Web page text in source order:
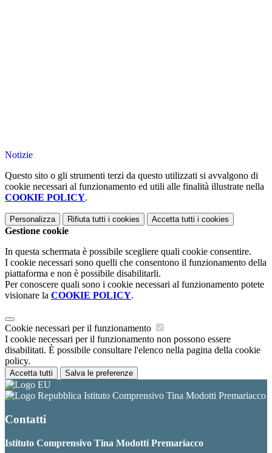
Notizie
Questo sito o gli strumenti terzi da questo utilizzati si avvalgono di
cookie necessari al funzionamento ed utili alle finalità illustrate nella
COOKIE POLICY.
Personalizza Rifiuta tutti i cookies Accetta tutti i cookies
Gestione cookie
In questa schermata è possibile scegliere quali cookie consentire.
I cookie necessari sono quelli che consentono il funzionamento della
piattaforma e non è possibile disabilitarli.
Per conoscere quali sono i cookie necessari al funzionamento potete
visionare la COOKIE POLICY.
Cookie necessari per il funzionamento
I cookie necessari per il funzionamento non possono essere
disabilitati. È possibile consultare l'elenco nella pagina della cookie
policy.
Accetta tutti Salva le preferenze
Istituto Comprensivo Tina Modotti Premariacco
Contatti
Istituto Comprensivo Tina Modotti Premariacco